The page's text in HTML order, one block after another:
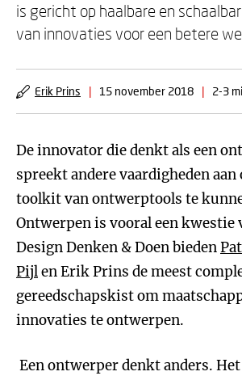
is gericht op haalbare en
van innovaties voor een betere
Erik Prins | 15 november 2018 | 2-3
De innovator die denkt als een
spreekt andere vaardigheden aan
toolkit van ontwerptools te
Ontwerpen is vooral een kwestie
Design Denken & Doen bieden
Pijlen Erik Prins de meest
gereedschapskist om
innovaties te ontwerpen.
Een ontwerper denkt anders.